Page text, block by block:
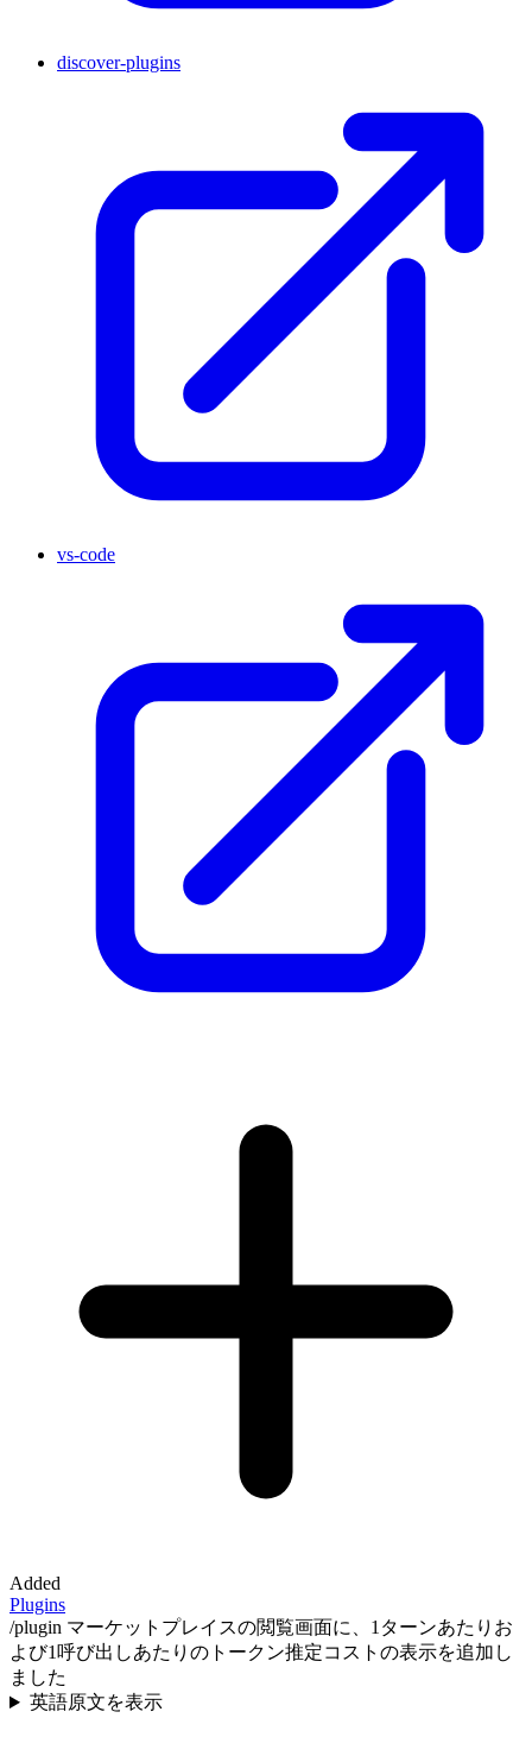
discover-plugins
vs-code
Added
Plugins
/plugin マーケットプレイスの閲覧画面に、1ターンあたりお
よび1呼び出しあたりのトークン推定コストの表示を追加し
ました
英語原文を表示